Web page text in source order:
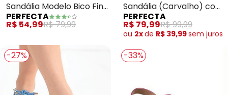
Sandália Modelo Bico Fino
(Carvalho) com Elástico
PERFECTA
R$ 54,99R$ 79,99
Sandália (Carvalho) com
Detalhe em Strass
PERFECTA
R$ 79,99R$ 99,99
ou 2xde R$ 39,99sem juros
-27% -33%